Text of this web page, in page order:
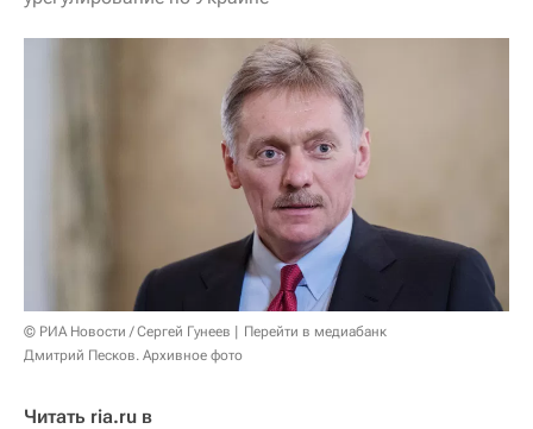
© РИА Новости / Сергей Гунеев
Перейти в медиабанк
Дмитрий Песков. Архивное фото
Читать ria.ru в